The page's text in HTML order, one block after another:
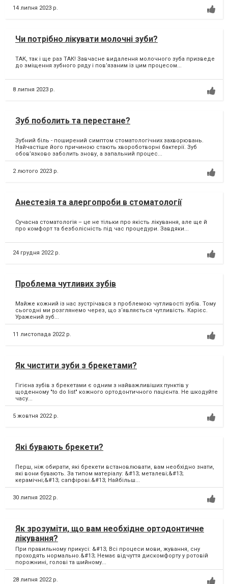
14 липня 2023 р.
Чи потрібно лікувати молочні зуби?
ТАК, так і ще раз ТАК! Завчасне видалення молочного зуба призведе
до зміщення зубного ряду і повʼязаним із цим процесом...
8 липня 2023 р.
Зуб поболить та перестане?
Зубний біль - поширений симптом стоматологічних захворювань.
Найчастіше його причиною стають хвороботворні бактерії. Зуб
обов’язково заболить знову, а запальний процес...
2 лютого 2023 р.
Анестезія та алергопроби в стоматології
Сучасна стоматологія – це не тільки про якість лікування, але ще й
про комфорт та безболісність під час процедури. Завдяки...
24 грудня 2022 р.
Проблема чутливих зубів
Майже кожний із нас зустрічався з проблемою чутливості зубів. Тому
сьогодні ми розглянемо через, що з‘являється чутливість. Карієс.
Уражений зуб...
11 листопада 2022 р.
Як чистити зуби з брекетами?
Гігієна зубів з брекетами є одним з найважливіших пунктів у
щоденному "to do list" кожного ортодонтичного пацієнта. Не шкодуйте
часу...
5 жовтня 2022 р.
Які бувають брекети?
Перш, ніж обирати, які брекети встановлювати, вам необхідно знати,
які вони бувають. За типом матеріалу: &#13; металеві;&#13;
керамічні;&#13; сапфірові.&#13; Найбільш...
30 липня 2022 р.
Як зрозуміти, що вам необхідне ортодонтичне
лікування?
При правильному прикусі: &#13; Всі процеси мови, жування, сну
проходять нормально.&#13; Немає відчуття дискомфорту у ротовій
порожнині, голові та шийному...
28 липня 2022 р.